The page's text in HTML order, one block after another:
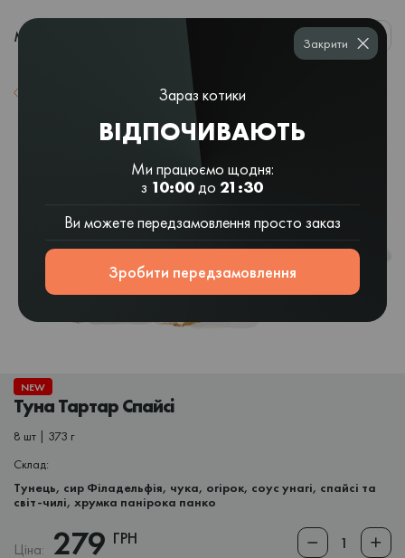
МЕНЮ 0
NEW
Туна Тартар Спайсі
8 шт | 373 г
Склад:
Тунець, сир Філадельфія, чука, огірок, соус унагі, спайсі та
світ-чилі, хрумка панірока панко
Ціна: 279 ГРН
Зараз котики
ВІДПОЧИВАЮТЬ
Ми працюємо щодня:
з 10:00до 21:30
Ви можете передзамовлення просто заказ
Зробити передзамовлення
Закрити